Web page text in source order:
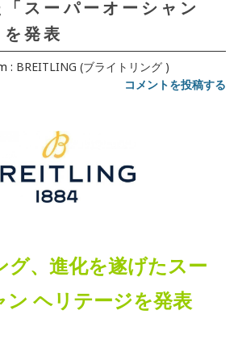
スーパーオーシャン
発表
: BREITLING (ブライトリング )
コメントを投稿する
グ、進化を遂げたスー
ン ヘリテージを発表